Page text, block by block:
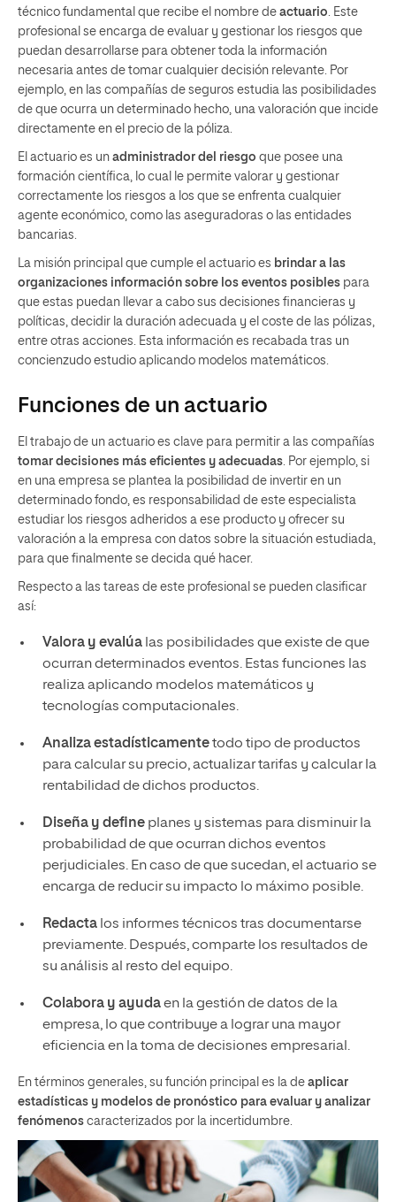
técnico fundamental que recibe el nombre de actuario . Este
profesional se encarga de evaluar y gestionar los riesgos que
puedan desarrollarse para obtener toda la información
necesaria antes de tomar cualquier decisión relevante. Por
ejemplo, en las compañías de seguros estudia las posibilidades
de que ocurra un determinado hecho, una valoración que incide
directamente en el precio de la póliza.
El actuario es un administrador del riesgo que posee una
formación científica, lo cual le permite valorar y gestionar
correctamente los riesgos a los que se enfrenta cualquier
agente económico, como las aseguradoras o las entidades
bancarias.
La misión principal que cumple el actuario es brindar a las
organizaciones información sobre los eventos posibles para
que estas puedan llevar a cabo sus decisiones financieras y
políticas, decidir la duración adecuada y el coste de las pólizas,
entre otras acciones. Esta información es recabada tras un
concienzudo estudio aplicando modelos matemáticos.
Funciones de un actuario
El trabajo de un actuario es clave para permitir a las compañías
tomar decisiones más eficientes y adecuadas . Por ejemplo, si
en una empresa se plantea la posibilidad de invertir en un
determinado fondo, es responsabilidad de este especialista
estudiar los riesgos adheridos a ese producto y ofrecer su
valoración a la empresa con datos sobre la situación estudiada,
para que finalmente se decida qué hacer.
Respecto a las tareas de este profesional se pueden clasificar
así:
Valora y evalúalas posibilidades que existe de que
ocurran determinados eventos. Estas funciones las
realiza aplicando modelos matemáticos y
tecnologías computacionales.
Analiza estadísticamentetodo tipo de productos
para calcular su precio, actualizar tarifas y calcular la
rentabilidad de dichos productos.
Diseña y define planes y sistemas para disminuir la
probabilidad de que ocurran dichos eventos
perjudiciales. En caso de que sucedan, el actuario se
encarga de reducir su impacto lo máximo posible.
Redacta los informes técnicos tras documentarse
previamente. Después, comparte los resultados de
su análisis al resto del equipo.
Colabora y ayudaen la gestión de datos de la
empresa, lo que contribuye a lograr una mayor
eficiencia en la toma de decisiones empresarial.
En términos generales, su función principal es la de aplicar
estadísticas y modelos de pronóstico para evaluar y analizar
fenómenos caracterizados por la incertidumbre.